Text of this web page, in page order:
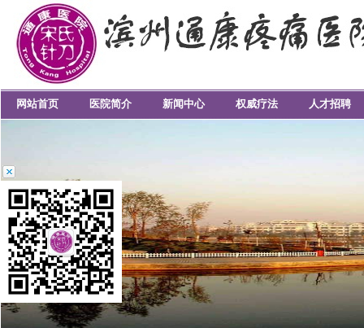
网站首页 医院简介 新闻中心 权威疗法 人才招聘